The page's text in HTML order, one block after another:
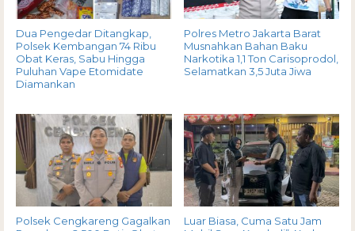
Dua Pengedar Ditangkap,
Polsek Kembangan 74 Ribu
Obat Keras, Sabu Hingga
Puluhan Vape Etomidate
Diamankan
Polres Metro Jakarta Barat
Musnahkan Bahan Baku
Narkotika 1,1 Ton Carisoprodol,
Selamatkan 3,5 Juta Jiwa
Polsek Cengkareng Gagalkan
Luar Biasa, Cuma Satu Jam